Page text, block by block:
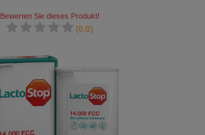
Bewerten Sie dieses Produkt!
(0.0)